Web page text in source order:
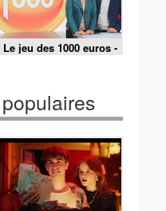
Le jeu des 1000 euros -
01/08/2026